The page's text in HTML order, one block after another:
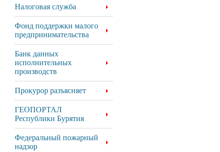
Налоговая служба
Фонд поддержки малого
предпринимательства
Банк данных
исполнительных
производств
Прокурор разъясняет
ГЕОПОРТАЛ
Республики Бурятия
Федеральный пожарный
надзор